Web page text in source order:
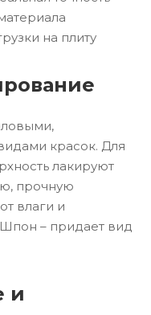
на плиту
красок. Для
лакируют
прочную
влаги и
– придает вид
и